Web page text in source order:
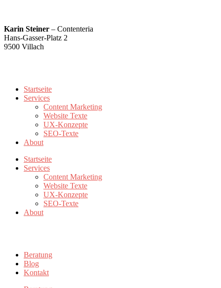
Karin Steiner – Contenteria
Hans-Gasser-Platz 2
9500 Villach
Startseite
Services
Content Marketing
Website Texte
UX-Konzepte
SEO-Texte
About
Startseite
Services
Content Marketing
Website Texte
UX-Konzepte
SEO-Texte
About
Beratung
Blog
Kontakt